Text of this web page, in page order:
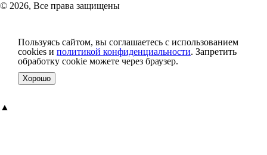
© 2026, Все права защищены
Пользуясь сайтом, вы соглашаетесь с использованием
cookies и политикой конфиденциальности. Запретить
обработку cookie можете через браузер.
Хорошо
▲